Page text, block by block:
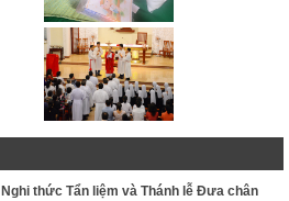
Nghi thức Tẩn liệm và Thánh lễ Đưa chân